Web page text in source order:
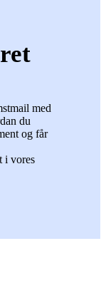
med
du
og får
i vores